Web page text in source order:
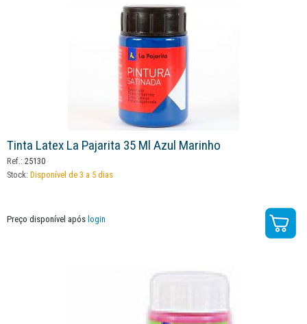
Tinta Latex La Pajarita 35 Ml Azul Marinho
Ref.: 25130
Stock: Disponível de 3 a 5 dias
Preço disponível após login